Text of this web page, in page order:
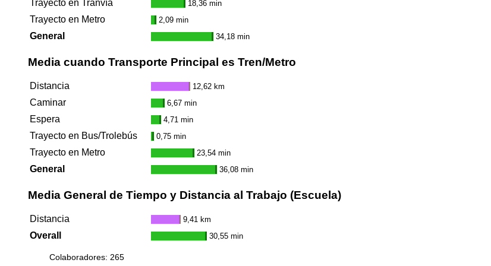
Trayecto en Tranvía 18,36 min
Trayecto en Metro 2,09 min
General 34,18 min
Media cuando Transporte Principal es Tren/Metro
Distancia 12,62 km
Caminar 6,67 min
Espera 4,71 min
Trayecto en Bus/Trolebús 0,75 min
Trayecto en Metro 23,54 min
General 36,08 min
Media General de Tiempo y Distancia al Trabajo (Escuela)
Distancia 9,41 km
Overall 30,55 min
Colaboradores: 265